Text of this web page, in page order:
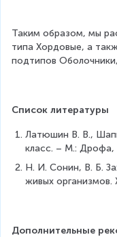
Таким образом, мы
типа Хордовые, а
подтипов
Список литературы
Латюшин В. В.,
класс. – М.: Дрофа,
Н. И. Сонин, В. Б.
живых
Дополнительные